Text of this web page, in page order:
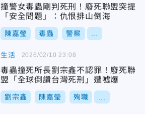
撞警女毒蟲剛判死刑！廢死聯盟突提
「安全問題」：仇恨排山倒海
陳嘉瑩 毒蟲 警察
生活
毒蟲撞死所長劉宗鑫不認罪！廢死聯
盟「全球倒讚台灣死刑」遭噓爆
劉宗鑫 陳嘉瑩 殉職
2026/02/10 23:08